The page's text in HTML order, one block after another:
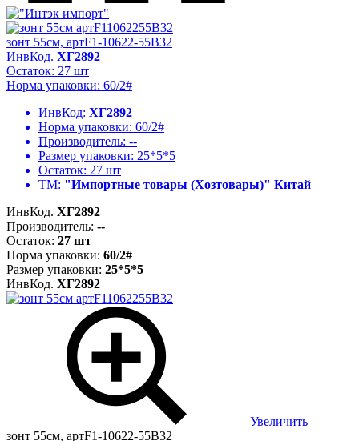
зонт 55см, артF1-10622-55B32
ИнвКод. ХГ2892
Остаток: 27 шт
Норма упаковки: 60/2#
ИнвКод: ХГ2892
Норма упаковки: 60/2#
Производитель: --
Размер упаковки: 25*5*5
Остаток: 27 шт
ТМ: "Импортные товары (Хозтовары)" Китай
ИнвКод. ХГ2892
Производитель: --
Остаток: 27 шт
Норма упаковки: 60/2#
Размер упаковки: 25*5*5
ИнвКод. ХГ2892
Увеличить
зонт 55см, артF1-10622-55B32